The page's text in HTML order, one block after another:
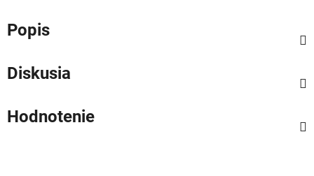
Popis
Diskusia
Hodnotenie